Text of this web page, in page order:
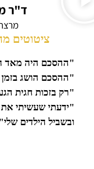
ד"ר
ציטוטים
"ההסכם היה מאד
"ההסכם הושג
"רק בזכות חגית
"ידעתי שעשיתי את
ובשביל הילדים שלי"